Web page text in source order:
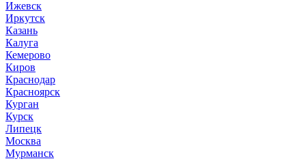
Ижевск
Иркутск
Казань
Калуга
Кемерово
Киров
Краснодар
Красноярск
Курган
Курск
Липецк
Москва
Мурманск